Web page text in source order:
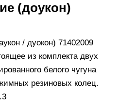
(доукон)
/ дуокон) 71402009
из комплекта двух
белого чугуна
резиновых колец.